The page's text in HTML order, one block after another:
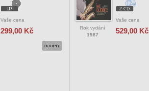
Vaše cena
299,00 Kč
Rok vydání
1987
Vaše cena
529,00 Kč